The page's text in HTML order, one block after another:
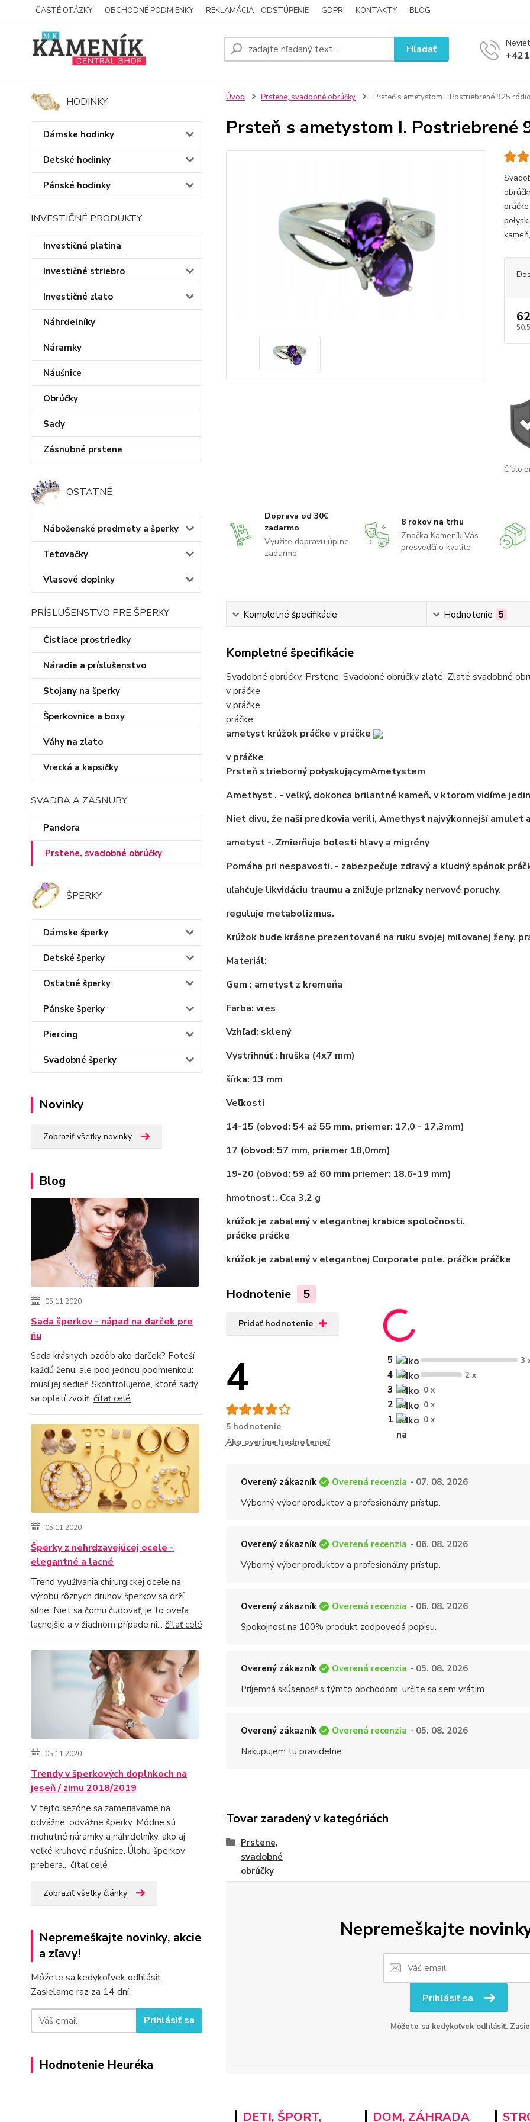
ČASTÉ OTÁZKY OBCHODNÉ PODMIENKY REKLAMÁCIA - ODSTÚPENIE GDPR KONTAKTY BLOG
Hľadať
HODINKY
Dámske hodinky
Detské hodinky
Pánské hodinky
INVESTIČNÉ PRODUKTY
Investičná platina
Investičné striebro
Investičné zlato
Náhrdelníky
Náramky
Náušnice
Obrúčky
Sady
Zásnubné prstene
OSTATNÉ
Náboženské predmety a šperky
Tetovačky
Vlasové doplnky
PRÍSLUŠENSTVO PRE ŠPERKY
Čistiace prostriedky
Náradie a príslušenstvo
Stojany na šperky
Šperkovnice a boxy
Váhy na zlato
Vrecká a kapsičky
SVADBA A ZÁSNUBY
Pandora
Prstene, svadobné obrúčky
ŠPERKY
Dámske šperky
Detské šperky
Ostatné šperky
Pánske šperky
Piercing
Svadobné šperky
Novinky
Zobraziť všetky novinky
Blog
05.11.2020
Sada šperkov - nápad na darček pre
ňu
Sada krásnych ozdôb ako darček? Poteší
každú ženu, ale pod jednou podmienkou:
musí jej sedieť. Skontrolujeme, ktoré sady
sa oplatí zvoliť. čítať celé
05.11.2020
Šperky z nehrdzavejúcej ocele -
elegantné a lacné
Trend využívania chirurgickej ocele na
výrobu rôznych druhov šperkov sa drží
silne. Niet sa čomu čudovať, je to oveľa
lacnejšie a v žiadnom prípade ni... čítať celé
05.11.2020
Trendy v šperkových doplnkoch na
jeseň / zimu 2018/2019
V tejto sezóne sa zameriavame na
odvážne, odvážne šperky. Módne sú
mohutné náramky a náhrdelníky, ako aj
veľké kruhové náušnice. Úlohu šperkov
prebera... čítať celé
Zobraziť všetky články
Nepremeškajte novinky, akcie
a zľavy!
Môžete sa kedykoľvek odhlásiť.
Zasielame raz za 14 dní.
Prihlásiť sa
Hodnotenie Heuréka
Úvod Prstene, svadobné obrúčky Prsteň s ametystom I. Postriebrené 925
Prsteň s ametystom I. Postriebrené
Číslo
Doprava od 30€
zadarmo
Využite dopravu úplne
zadarmo
8 rokov na trhu
Značka Kameník Vás
presvedčí o kvalite
Kompletné špecifikácie Hodnotenie 5
Kompletné špecifikácie
Svadobné obrúčky. Prstene. Svadobné obrúčky zlaté. Zlaté svadobné
v práčke
v práčke
práčke
ametyst krúžok práčke v práčke
v práčke
Prsteň strieborný połyskującymAmetystem
Amethyst . - veľký, dokonca brilantné kameň, v ktorom vidíme
Niet divu, že naši predkovia verili, Amethyst najvýkonnejší amulet
ametyst -. Zmierňuje bolesti hlavy a migrény
Pomáha pri nespavosti. - zabezpečuje zdravý a kľudný spánok
uľahčuje likvidáciu traumu a znižuje príznaky nervové poruchy.
reguluje metabolizmus.
Krúžok bude krásne prezentované na ruku svojej milovanej ženy.
Materiál:
Gem : ametyst z kremeňa
Farba: vres
Vzhľad: sklený
Vystrihnúť : hruška (4x7 mm)
šírka: 13 mm
Veľkosti
14-15 (obvod: 54 až 55 mm, priemer: 17,0 - 17,3mm)
17 (obvod: 57 mm, priemer 18,0mm)
19-20 (obvod: 59 až 60 mm priemer: 18,6-19 mm)
hmotnosť :. Cca 3,2 g
krúžok je zabalený v elegantnej krabice spoločnosti.
práčke práčke
krúžok je zabalený v elegantnej Corporate pole. práčke práčke
Hodnotenie 5
Pridať hodnotenie
4
5 hodnotenie
5 3
4 2 x
3 0 x
2 0 x
1 0 x
Ako overíme hodnotenie?
Overený zákazník Overená recenzia - 07. 08. 2026
Výborný výber produktov a profesionálny prístup.
Overený zákazník Overená recenzia - 06. 08. 2026
Výborný výber produktov a profesionálny prístup.
Overený zákazník Overená recenzia - 06. 08. 2026
Spokojnosť na 100% produkt zodpovedá popisu.
Overený zákazník Overená recenzia - 05. 08. 2026
Príjemná skúsenosť s týmto obchodom, určite sa sem vrátim.
Overený zákazník Overená recenzia - 05. 08. 2026
Nakupujem tu pravidelne
Tovar zaradený v kategóriách
Prstene,
svadobné
obrúčky
Nepremeškajte
Prihlásiť sa
Môžete sa kedykoľvek odhlásiť.
DETI, ŠPORT, DOM, ZÁHRADA